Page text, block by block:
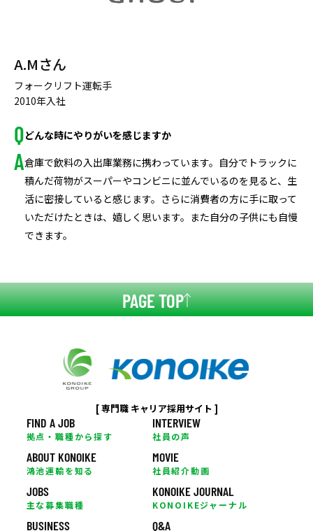
A.Mさん
フォークリフト運転手
2010年入社
どんな時にやりがいを感じますか
倉庫で飲料の入出庫業務に携わっています。自分でトラックに
積んだ荷物がスーパーやコンビニに並んでいるのを見ると、生
活に密接していると感じます。さらに消費者の方に手に取って
いただけたときは、嬉しく思います。また自分の子供にも自慢
できます。
PAGE TOP
[ 専門職 キャリア採用サイト ]
FIND A JOB
拠点・職種から探す
ABOUT KONOIKE
鴻池運輸を知る
JOBS
主な募集職種
BUSINESS
INTERVIEW
社員の声
MOVIE
社員紹介動画
KONOIKE JOURNAL
KONOIKEジャーナル
Q&A